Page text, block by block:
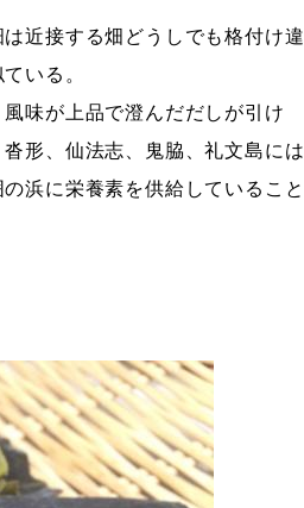
近接する畑どうしでも格付け違
いる。
味が上品で澄んだだしが引け
形、仙法志、鬼脇、礼文島には
浜に栄養素を供給していること